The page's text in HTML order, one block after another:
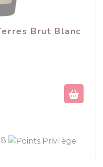
Brut Blanc